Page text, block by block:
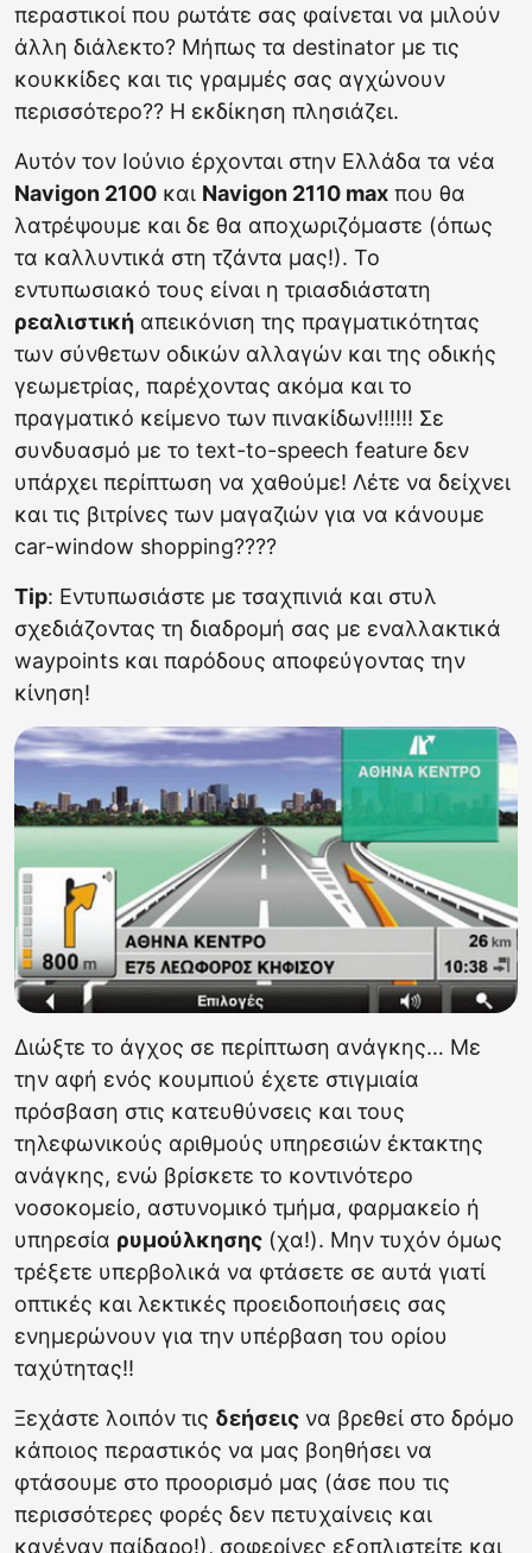
περαστικοί που ρωτάτε σας φαίνεται να μιλούν
άλλη διάλεκτο? Μήπως τα destinator με τις
κουκκίδες και τις γραμμές σας αγχώνουν
περισσότερο?? Η εκδίκηση πλησιάζει.
Αυτόν τον Ιούνιο έρχονται στην Ελλάδα τα νέα
Navigon 2100 και Navigon 2110 max που θα
λατρέψουμε και δε θα αποχωριζόμαστε (όπως
τα καλλυντικά στη τζάντα μας!). Το
εντυπωσιακό τους είναι η τριασδιάστατη
ρεαλιστική απεικόνιση της πραγματικότητας
των σύνθετων οδικών αλλαγών και της οδικής
γεωμετρίας, παρέχοντας ακόμα και το
πραγματικό κείμενο των πινακίδων!!!!!! Σε
συνδυασμό με το text-to-speech feature δεν
υπάρχει περίπτωση να χαθούμε! Λέτε να δείχνει
και τις βιτρίνες των μαγαζιών για να κάνουμε
car-window shopping????
Tip: Εντυπωσιάστε με τσαχπινιά και στυλ
σχεδιάζοντας τη διαδρομή σας με εναλλακτικά
waypoints και παρόδους αποφεύγοντας την
κίνηση!
Διώξτε το άγχος σε περίπτωση ανάγκης… Με
την αφή ενός κουμπιού έχετε στιγμιαία
πρόσβαση στις κατευθύνσεις και τους
τηλεφωνικούς αριθμούς υπηρεσιών έκτακτης
ανάγκης, ενώ βρίσκετε το κοντινότερο
νοσοκομείο, αστυνομικό τμήμα, φαρμακείο ή
υπηρεσία ρυμούλκησης (χα!). Μην τυχόν όμως
τρέξετε υπερβολικά να φτάσετε σε αυτά γιατί
οπτικές και λεκτικές προειδοποιήσεις σας
ενημερώνουν για την υπέρβαση του ορίου
ταχύτητας!!
Ξεχάστε λοιπόν τις δεήσεις να βρεθεί στο δρόμο
κάποιος περαστικός να μας βοηθήσει να
φτάσουμε στο προορισμό μας (άσε που τις
περισσότερες φορές δεν πετυχαίνεις και
κανέναν παίδαρο!), σοφερίνες εξοπλιστείτε και